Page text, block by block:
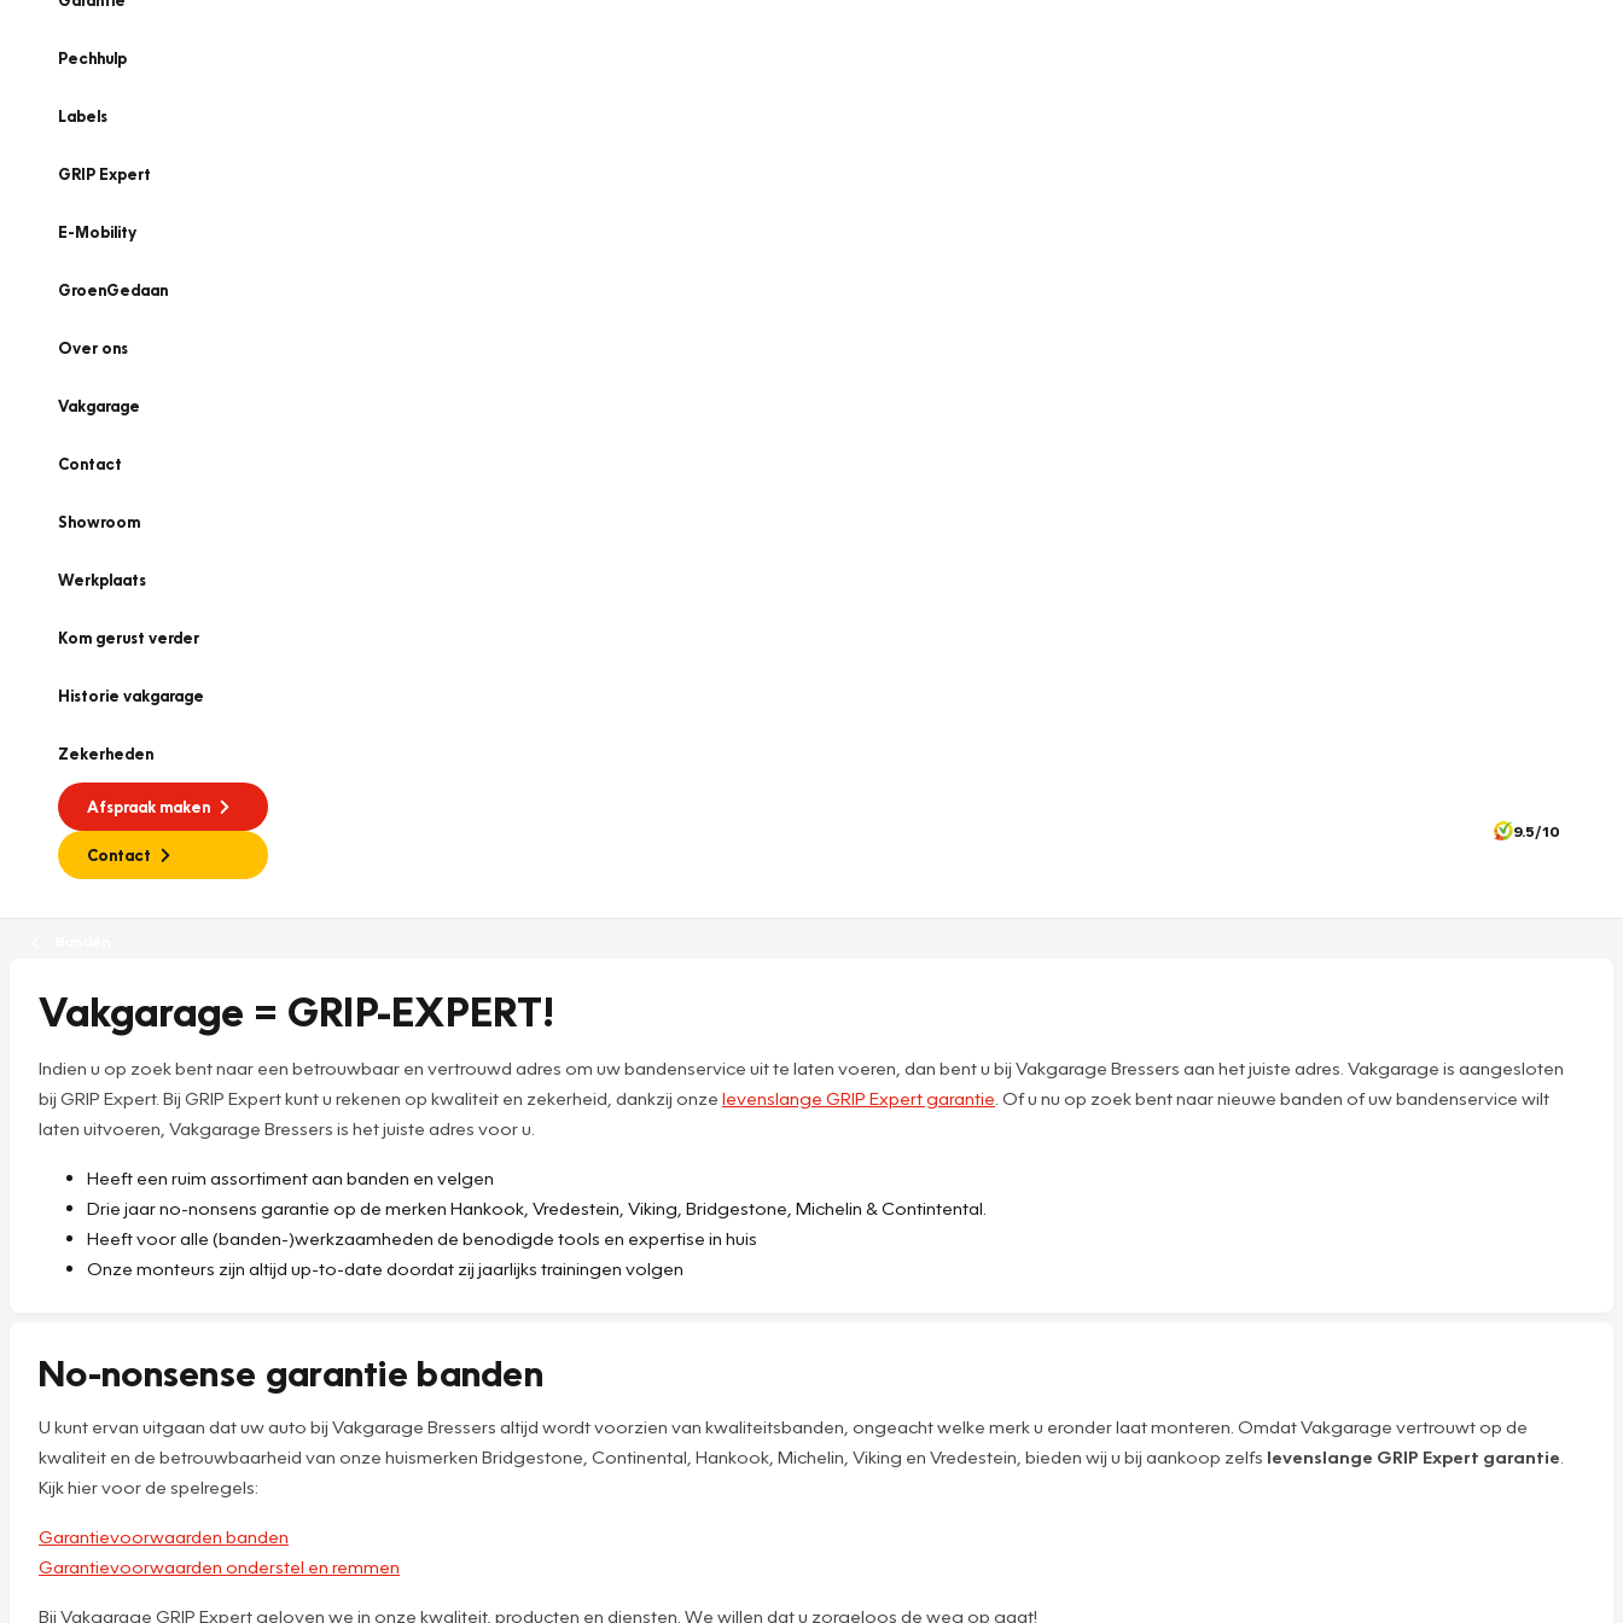
Pechhulp
Labels
GRIP Expert
E-Mobility
GroenGedaan
Over ons
Vakgarage
Contact
Showroom
Werkplaats
Kom gerust verder
Historie vakgarage
Zekerheden
Afspraak maken
Contact
9.5/10
Vakgarage = GRIP-EXPERT!
Indien u op zoek bent naar een betrouwbaar en vertrouwd adres om uw bandenservice uit te laten voeren, dan bent u bij Vakgarage Bressers aan het juiste adres. Vakgarage is aangesloten
bij GRIP Expert. Bij GRIP Expert kunt u rekenen op kwaliteit en zekerheid, dankzij onze levenslange GRIP Expert garantie . Of u nu op zoek bent naar nieuwe banden of uw bandenservice wilt
laten uitvoeren, Vakgarage Bressers is het juiste adres voor u.
Heeft een ruim assortiment aan banden en velgen
Drie jaar no-nonsens garantie op de merken Hankook, Vredestein, Viking, Bridgestone, Michelin & Contintental.
Heeft voor alle (banden-)werkzaamheden de benodigde tools en expertise in huis
Onze monteurs zijn altijd up-to-date doordat zij jaarlijks trainingen volgen
No-nonsense garantie banden
U kunt ervan uitgaan dat uw auto bij Vakgarage Bressers altijd wordt voorzien van kwaliteitsbanden, ongeacht welke merk u eronder laat monteren. Omdat Vakgarage vertrouwt op de
kwaliteit en de betrouwbaarheid van onze huismerken Bridgestone, Continental, Hankook, Michelin, Viking en Vredestein, bieden wij u bij aankoop zelfs levenslange GRIP Expert garantie
Kijk hier voor de spelregels:
Garantievoorwaarden banden
Garantievoorwaarden onderstel en remmen
Bij Vakgarage GRIP Expert geloven we in onze kwaliteit, producten en diensten. We willen dat u zorgeloos de weg op gaat!